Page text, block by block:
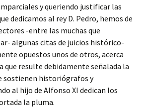
y queriendo justificar las
dedicamos al rey D. Pedro, hemos de
-entre las muchas que
algunas citas de juicios histórico-
opuestos unos de otros, acerca
que resulte debidamente señalada la
sostienen historiógrafos y
al hijo de Alfonso XI dedican los
la pluma.